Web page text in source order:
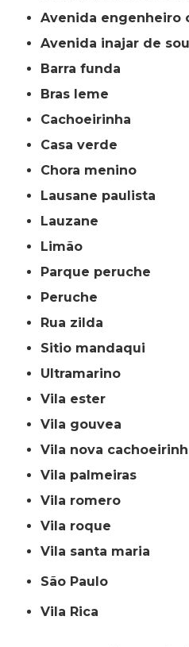
avenida engenheiro
avenida inajar de
barra funda
bras leme
cachoeirinha
casa verde
chora menino
lausane paulista
lauzane
limão
parque peruche
peruche
rua zilda
sitio mandaqui
ultramarino
vila ester
vila gouvea
vila nova
vila palmeiras
vila romero
vila roque
vila santa maria
São Paulo
Vila Rica